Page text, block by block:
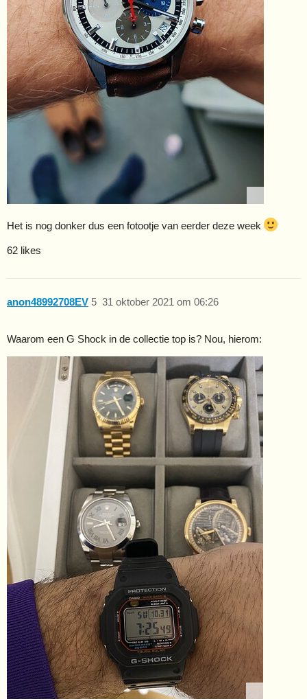
Het is nog donker dus een fotootje van eerder deze week
62 likes
anon48992708EV 31 oktober 2021 om 06:26
5
Waarom een G Shock in de collectie top is? Nou, hierom: